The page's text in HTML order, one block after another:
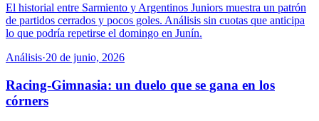
El historial entre Sarmiento y Argentinos Juniors muestra un patrón
de partidos cerrados y pocos goles. Análisis sin cuotas que anticipa
lo que podría repetirse el domingo en Junín.
Análisis·20 de junio, 2026
Racing-Gimnasia: un duelo que se gana en los
córners